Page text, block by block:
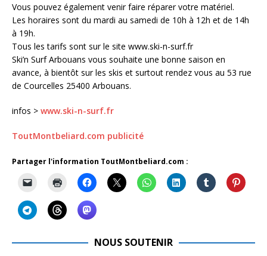
Vous pouvez également venir faire réparer votre matériel.
Les horaires sont du mardi au samedi de 10h à 12h et de 14h
à 19h.
Tous les tarifs sont sur le site www.ski-n-surf.fr
Ski’n Surf Arbouans vous souhaite une bonne saison en
avance, à bientôt sur les skis et surtout rendez vous au 53 rue
de Courcelles 25400 Arbouans.
infos > www.ski-n-surf.fr
ToutMontbeliard.com publicité
Partager l'information ToutMontbeliard.com :
NOUS SOUTENIR